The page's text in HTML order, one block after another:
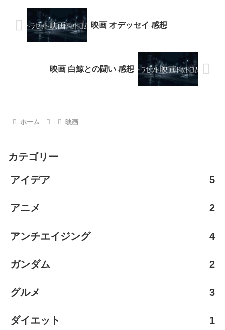
映画 オデッセイ 感想
映画 白鯨との闘い 感想
ホーム 映画
カテゴリー
アイデア 5
アニメ 2
アンチエイジング 4
ガンダム 2
グルメ 3
ダイエット 1